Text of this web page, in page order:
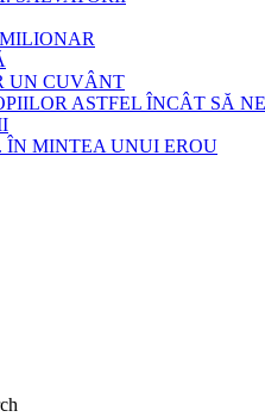
UN CUVÂNT
ASTFEL ÎNCÂT SĂ
MINTEA UNUI EROU